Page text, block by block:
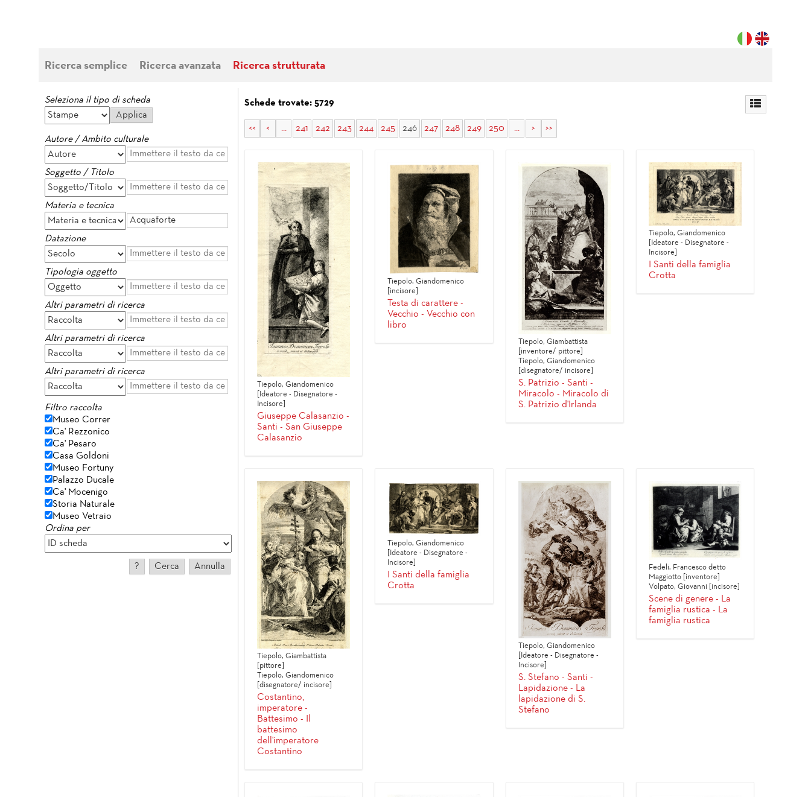
Ricerca semplice Ricerca avanzata Ricerca strutturata
Seleziona il tipo di scheda
Autore / Ambito culturale
Soggetto / Titolo
Materia e tecnica
Datazione
Tipologia oggetto
Altri parametri di ricerca
Altri parametri di ricerca
Altri parametri di ricerca
Filtro raccolta
Museo Correr
Ca' Rezzonico
Ca' Pesaro
Casa Goldoni
Museo Fortuny
Palazzo Ducale
Ca' Mocenigo
Storia Naturale
Museo Vetraio
Ordina per
Schede trovate: 5729
<< < ... 241 242 243 244 245 246 247 248 249 250 ... > >>
Tiepolo, Giandomenico
[Ideatore - Disegnatore -
Incisore]
Giuseppe Calasanzio -
Santi - San Giuseppe
Calasanzio
Tiepolo, Giandomenico
[incisore]
Testa di carattere -
Vecchio - Vecchio con
libro
Tiepolo, Giambattista
[inventore/ pittore]
Tiepolo, Giandomenico
[disegnatore/ incisore]
S. Patrizio - Santi -
Miracolo - Miracolo di
S. Patrizio d'Irlanda
Tiepolo, Giandomenico
[Ideatore - Disegnatore -
Incisore]
I Santi della famiglia
Crotta
Tiepolo, Giambattista
[pittore]
Tiepolo, Giandomenico
[disegnatore/ incisore]
Costantino,
imperatore -
Battesimo - Il
battesimo
dell'imperatore
Costantino
Tiepolo, Giandomenico
[Ideatore - Disegnatore -
Incisore]
I Santi della famiglia
Crotta
Tiepolo, Giandomenico
[Ideatore - Disegnatore -
Incisore]
S. Stefano - Santi -
Lapidazione - La
lapidazione di S.
Stefano
Fedeli, Francesco detto
Maggiotto [inventore]
Volpato, Giovanni [incisore]
Scene di genere - La
famiglia rustica - La
famiglia rustica